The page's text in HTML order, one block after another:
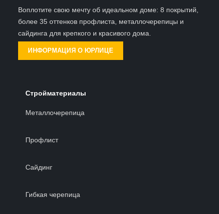
Воплотите свою мечту об идеальном доме: 8 покрытий
более35 оттенков профлиста, металлочерепицы и
сайдинга для крепкого и красивого дома.
ИНФОРМАЦИЯ О ЮРЛИЦЕ
Стройматериалы
Металлочерепица
Профлист
Сайдинг
Гибкая черепица